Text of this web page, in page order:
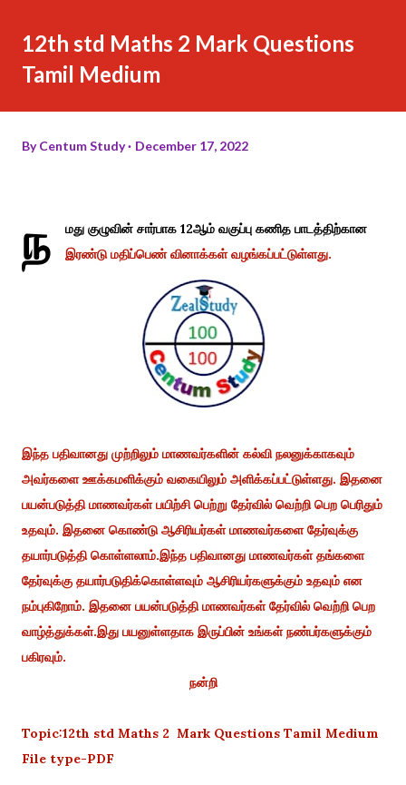
12th std Maths 2 Mark Questions
Tamil Medium
ByCentum Study December 17, 2022
ந
மது குழுவின் சார்பாக 12ஆம் வகுப்பு கணித பாடத்திற்கான
இரண்டு மதிப்பெண் வினாக்கள் வழங்கப்பட்டுள்ளது.
இந்த பதிவானது முற்றிலும் மாணவர்களின் கல்வி நலனுக்காகவும்
அவர்களை ஊக்கமளிக்கும் வகையிலும் அளிக்கப்பட்டுள்ளது. இதனை
பயன்படுத்தி மாணவர்கள் பயிற்சி பெற்று தேர்வில் வெற்றி பெற பெரிதும்
உதவும். இதனை கொண்டு ஆசிரியர்கள் மாணவர்களை தேர்வுக்கு
தயார்படுத்தி கொள்ளலாம்.இந்த பதிவானது மாணவர்கள் தங்களை
தேர்வுக்கு தயார்படுதிக்கொள்ளவும் ஆசிரியர்களுக்கும் உதவும் என
நம்புகிறோம். இதனை பயன்படுத்தி மாணவர்கள் தேர்வில் வெற்றி பெற
வாழ்த்துக்கள்.இது பயனுள்ளதாக இருப்பின் உங்கள் நண்பர்களுக்கும்
பகிரவும்.
நன்றி
Topic:12th std Maths 2 Mark Questions Tamil Medium
File type-PDF